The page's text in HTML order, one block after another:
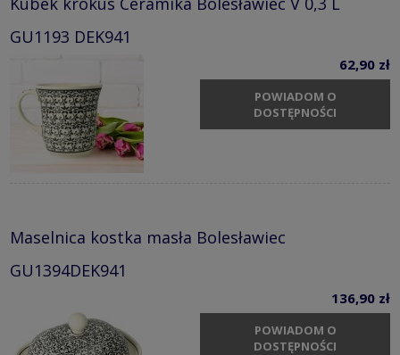
GU1193 DEK941
62,90 zł
POWIADOM O
DOSTĘPNOŚCI
Maselnica kostka masła Bolesławiec
GU1394DEK941
136,90 zł
POWIADOM O
DOSTĘPNOŚCI